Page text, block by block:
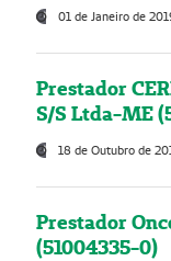
01 de Janeiro de
Prestador
S/S Ltda-ME
18 de Outubro de
Prestador
(51004335-0)